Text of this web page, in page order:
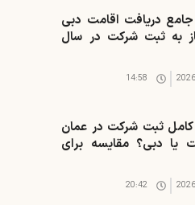
جامع دریافت اقامت دبی
به ثبت شرکت در سال
14:58
کامل ثبت شرکت در عمان
یا دبی؟ مقایسه برای
20:42